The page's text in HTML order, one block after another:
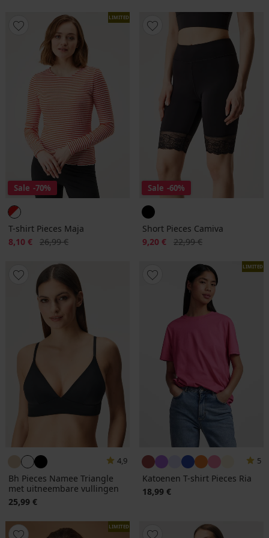
LIMITED
Sale -70%
T-shirt Pieces Maja
Korting
8,10 € Oorspronkelijke prijs
26,99 €
Sale -60%
Short Pieces Camiva
Korting
9,20 € Oorspronkelijke prijs
22,99 €
4,9
Bh Pieces Namee Triangle
met uitneembare vullingen
25,99 €
LIMITED
5
Katoenen T-shirt Pieces Ria
18,99 €
LIMITED